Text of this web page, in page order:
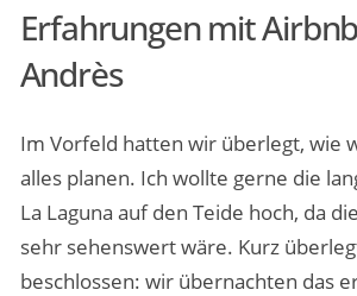
Erfahrungen mit
Andrès
Im Vorfeld hatten wir überlegt, wie
alles planen. Ich wollte gerne die
La Laguna auf den Teide hoch, da
sehr sehenswert wäre. Kurz
beschlossen: wir übernachten das